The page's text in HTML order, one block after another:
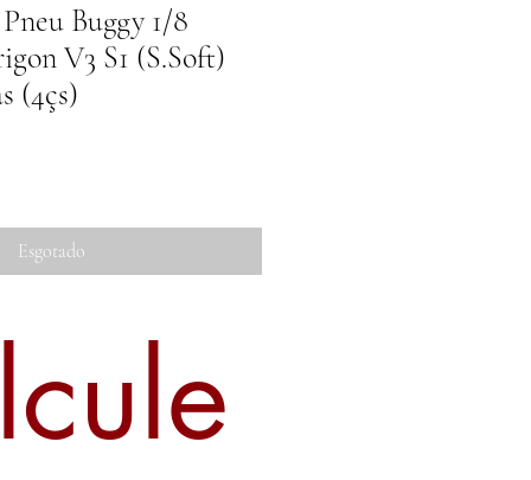
Buggy 1/8
V3 S1 (S.Soft)
(4çs)
Esgotado